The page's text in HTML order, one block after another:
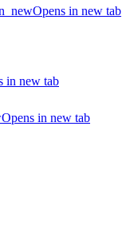
Opens in new tab
in new tab
Opens in new tab